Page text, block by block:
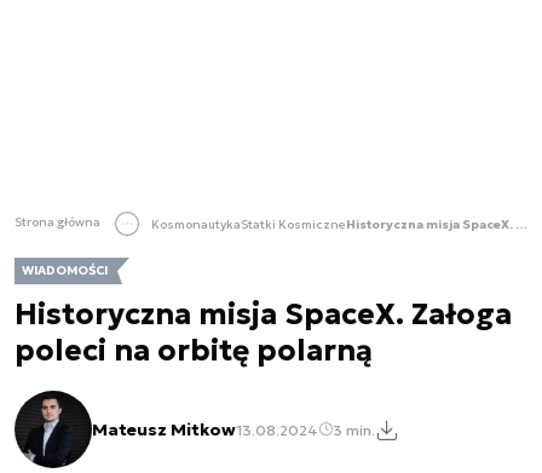
Strona główna KosmonautykaStatki Kosmiczne Historyczna misja SpaceX. Załoga poleci na orbitę polarną
WIADOMOŚCI
Historyczna misja SpaceX. Załoga
poleci na orbitę polarną
Mateusz Mitkow13.08.2024 3 min.